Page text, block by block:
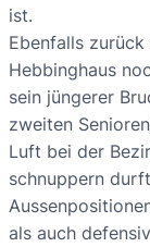
ist.
Ebenfalls
Hebbinghaus
sein jüngerer
zweiten
Luft bei der
schnuppern
als auch